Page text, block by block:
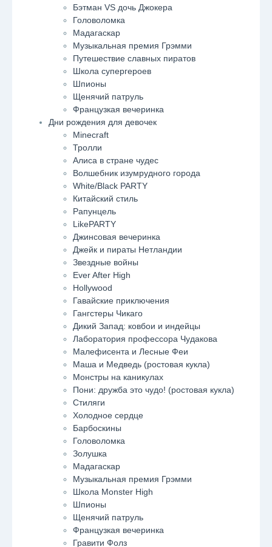
Бэтман VS дочь Джокера
Головоломка
Мадагаскар
Музыкальная премия Грэмми
Путешествие славных пиратов
Школа супергероев
Шпионы
Щенячий патруль
Французкая вечеринка
Дни рождения для девочек
Minecraft
Тролли
Алиса в стране чудес
Волшебник изумрудного города
White/Black PARTY
Китайский стиль
Рапунцель
LikePARTY
Джинсовая вечеринка
Джейк и пираты Нетландии
Звездные войны
Ever After High
Hollywood
Гавайские приключения
Гангстеры Чикаго
Дикий Запад: ковбои и индейцы
Лаборатория профессора Чудакова
Малефисента и Лесные Феи
Маша и Медведь (ростовая кукла)
Монстры на каникулах
Пони: дружба это чудо! (ростовая кукла)
Стиляги
Холодное сердце
Барбоскины
Головоломка
Золушка
Мадагаскар
Музыкальная премия Грэмми
Школа Monster High
Шпионы
Щенячий патруль
Французкая вечеринка
Гравити Фолз